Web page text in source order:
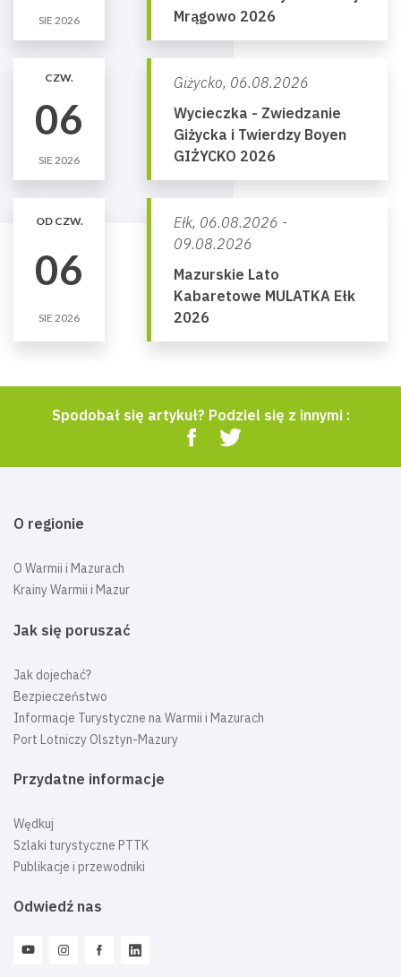
SIE 2026
Mrągowo 2026
CZW.
06
SIE 2026
Giżycko, 06.08.2026
Wycieczka - Zwiedzanie
Giżycka i Twierdzy Boyen
GIŻYCKO 2026
OD CZW.
06
SIE 2026
Ełk, 06.08.2026 -
09.08.2026
Mazurskie Lato
Kabaretowe MULATKA Ełk
2026
Spodobał się artykuł? Podziel się z innymi :
O regionie
O Warmii i Mazurach
Krainy Warmii i Mazur
Jak się poruszać
Jak dojechać?
Bezpieczeństwo
Informacje Turystyczne na Warmii i Mazurach
Port Lotniczy Olsztyn-Mazury
Przydatne informacje
Wędkuj
Szlaki turystyczne PTTK
Publikacje i przewodniki
Odwiedź nas